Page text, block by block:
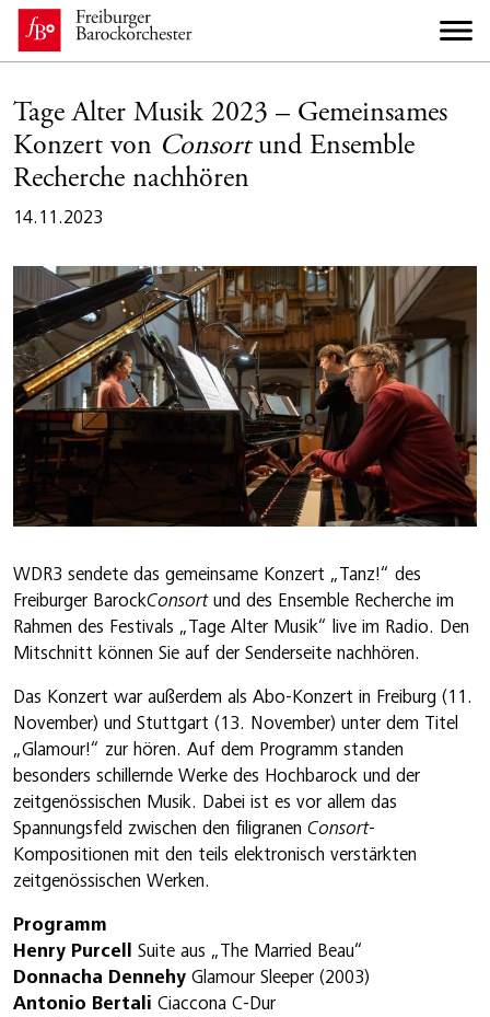
Tage Alter Musik 2023 – Gemeinsames
Konzert von Consortund Ensemble
Recherche nachhören
14.11.2023
WDR3 sendete das gemeinsame Konzert „Tanz!“ des
Freiburger BarockConsortund des Ensemble Recherche im
Rahmen des Festivals „Tage Alter Musik“ live im Radio. Den
Mitschnitt können Sie auf der Senderseite nachhören.
Das Konzert war außerdem als Abo-Konzert in Freiburg (11.
November) und Stuttgart (13. November) unter dem Titel
„Glamour!“ zur hören. Auf dem Programm standen
besonders schillernde Werke des Hochbarock und der
zeitgenössischen Musik. Dabei ist es vor allem das
Spannungsfeld zwischen den filigranen Consort-
Kompositionen mit den teils elektronisch verstärkten
zeitgenössischen Werken.
Programm
Henry Purcell
Suite aus „The Married Beau“
Donnacha Dennehy Glamour Sleeper (2003)
Antonio Bertali Ciaccona C-Dur